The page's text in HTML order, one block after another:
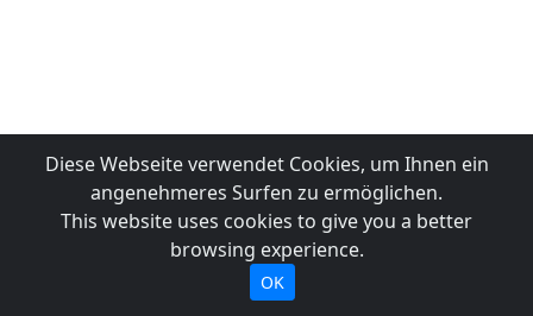
Diese Webseite verwendet Cookies, um Ihnen ein
angenehmeres Surfen zu ermöglichen.
This website uses cookies to give you a better
browsing experience.
OK